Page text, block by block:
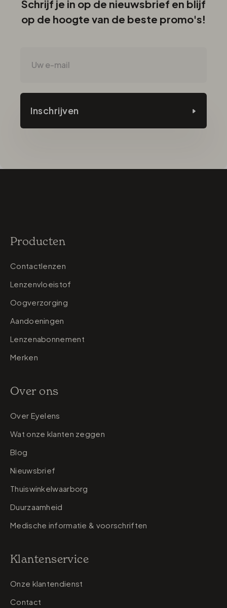
Schrijf je in op de nieuwsbrief en blijf
op de hoogte van de beste promo's!
Inschrijven
Producten
Contactlenzen
Lenzenvloeistof
Oogverzorging
Aandoeningen
Lenzenabonnement
Merken
Over ons
Over Eyelens
Wat onze klanten zeggen
Blog
Nieuwsbrief
Thuiswinkelwaarborg
Duurzaamheid
Medische informatie & voorschriften
Klantenservice
Onze klantendienst
Contact